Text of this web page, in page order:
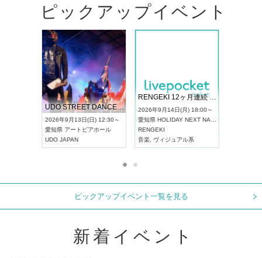
ピックアップイベント
UDO STREET DANCE WORLD CHAMPIONSHIP JAPAN 2026
2026年9月13日(日) 12:30～
愛知県 アートピアホール
UDO JAPAN
RENGEKI 12ヶ月連続 ONE MAN TOUR「生生流転」‐9月編‐
2026年9月14日(月) 18:00～
愛知県 HOLIDAY NEXT NAGOYA
RENGEKI
音楽
ヴィジュアル系
ピックアップイベント一覧を見る
新着イベント